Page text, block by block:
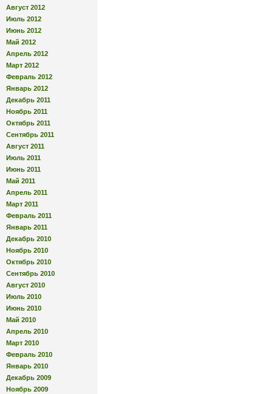
Август 2012
Июль 2012
Июнь 2012
Май 2012
Апрель 2012
Март 2012
Февраль 2012
Январь 2012
Декабрь 2011
Ноябрь 2011
Октябрь 2011
Сентябрь 2011
Август 2011
Июль 2011
Июнь 2011
Май 2011
Апрель 2011
Март 2011
Февраль 2011
Январь 2011
Декабрь 2010
Ноябрь 2010
Октябрь 2010
Сентябрь 2010
Август 2010
Июль 2010
Июнь 2010
Май 2010
Апрель 2010
Март 2010
Февраль 2010
Январь 2010
Декабрь 2009
Ноябрь 2009